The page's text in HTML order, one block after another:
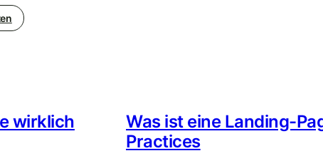
wirklich
Was ist eine Landing-
Practices